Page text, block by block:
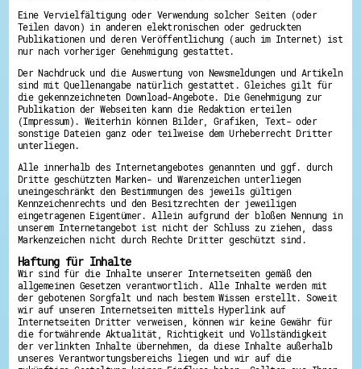
Eine Vervielfältigung oder Verwendung solcher Seiten (oder
Teilen davon) in anderen elektronischen oder gedruckten
Publikationen und deren Veröffentlichung (auch im Internet) ist
nur nach vorheriger Genehmigung gestattet.
Der Nachdruck und die Auswertung von Newsmeldungen und Artikeln
sind mit Quellenangabe natürlich gestattet. Gleiches gilt für
die gekennzeichneten Download-Angebote. Die Genehmigung zur
Publikation der Webseiten kann die Redaktion erteilen
(Impressum). Weiterhin können Bilder, Grafiken, Text- oder
sonstige Dateien ganz oder teilweise dem Urheberrecht Dritter
unterliegen.
Alle innerhalb des Internetangebotes genannten und ggf. durch
Dritte geschützten Marken- und Warenzeichen unterliegen
uneingeschränkt den Bestimmungen des jeweils gültigen
Kennzeichenrechts und den Besitzrechten der jeweiligen
eingetragenen Eigentümer. Allein aufgrund der bloßen Nennung in
unserem Internetangebot ist nicht der Schluss zu ziehen, dass
Markenzeichen nicht durch Rechte Dritter geschützt sind.
Haftung für Inhalte
Wir sind für die Inhalte unserer Internetseiten gemäß den
allgemeinen Gesetzen verantwortlich. Alle Inhalte werden mit
der gebotenen Sorgfalt und nach bestem Wissen erstellt. Soweit
wir auf unseren Internetseiten mittels Hyperlink auf
Internetseiten Dritter verweisen, können wir keine Gewähr für
die fortwährende Aktualität, Richtigkeit und Vollständigkeit
der verlinkten Inhalte übernehmen, da diese Inhalte außerhalb
unseres Verantwortungsbereichs liegen und wir auf die